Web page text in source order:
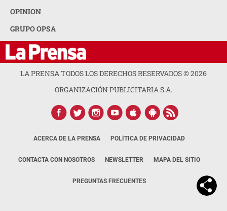
OPINION
GRUPO OPSA
LA PRENSA TODOS LOS DERECHOS RESERVADOS ©2026
ORGANIZACIÓN PUBLICITARIA S.A.
ACERCA DE LA PRENSA POLÍTICA DE PRIVACIDAD
CONTACTA CON NOSOTROS NEWSLETTER MAPA DEL SITIO
PREGUNTAS FRECUENTES